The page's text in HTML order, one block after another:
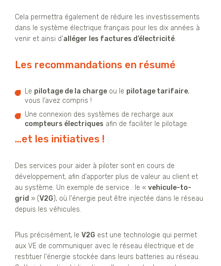
Cela permettra également de réduire les investissements
dans le système électrique français pour les dix années à
venir et ainsi d’alléger les factures d’électricité.
Les recommandations en résumé
Le pilotage de la charge ou le pilotage tarifaire,
vous l’avez compris !
Une connexion des systèmes de recharge aux
compteurs électriques afin de faciliter le pilotage.
…et les initiatives !
Des services pour aider à piloter sont en cours de
développement, afin d’apporter plus de valeur au client et
au système. Un exemple de service : le « vehicule-to-
grid » (V2G), où l'énergie peut être injectée dans le réseau
depuis les véhicules.
Plus précisément, le V2G est une technologie qui permet
aux VE de communiquer avec le réseau électrique et de
restituer l'énergie stockée dans leurs batteries au réseau.